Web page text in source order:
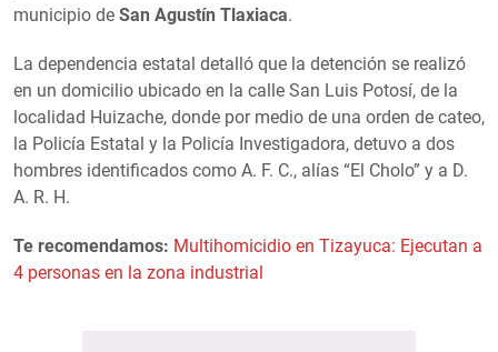
municipio de San Agustín Tlaxiaca.
La dependencia estatal detalló que la detención se realizó
en un domicilio ubicado en la calle San Luis Potosí, de la
localidad Huizache, donde por medio de una orden de cateo,
la Policía Estatal y la Policía Investigadora, detuvo a dos
hombres identificados como A. F. C., alías “El Cholo” y a D.
A. R. H.
Te recomendamos: Multihomicidio en Tizayuca: Ejecutan a
4 personas en la zona industrial